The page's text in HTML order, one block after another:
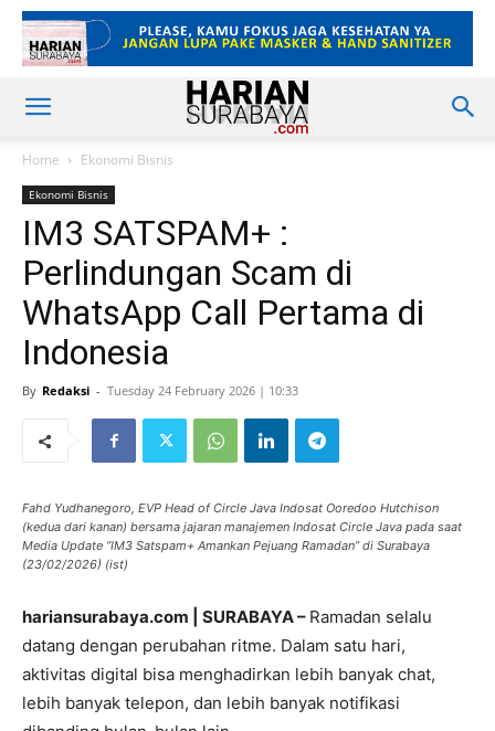
Home Ekonomi Bisnis
Ekonomi Bisnis
IM3 SATSPAM+ :
Perlindungan Scam di
WhatsApp Call Pertama di
Indonesia
By Redaksi - Tuesday 24 February 2026 | 10:33
Fahd Yudhanegoro, EVP Head of Circle Java Indosat Ooredoo Hutchison
(kedua dari kanan) bersama jajaran manajemen Indosat Circle Java pada saat
Media Update “IM3 Satspam+ Amankan Pejuang Ramadan” di Surabaya
(23/02/2026) (ist)
hariansurabaya.com | SURABAYA – Ramadan selalu
datang dengan perubahan ritme. Dalam satu hari,
aktivitas digital bisa menghadirkan lebih banyak chat,
lebih banyak telepon, dan lebih banyak notifikasi